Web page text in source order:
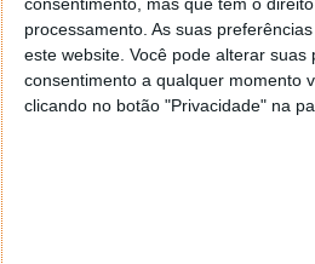
processamento. As suas
este website. Você pode alterar
consentimento a qualquer momento
clicando no botão "Privacidade" na